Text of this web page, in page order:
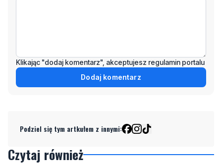
Klikając "dodaj komentarz", akceptujesz regulamin portalu
Dodaj komentarz
Podziel się tym artkułem z innymi:
Czytaj również